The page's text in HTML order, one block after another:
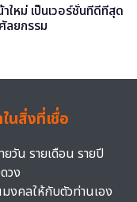
ใหม่ เป็นเวอร์ชั่นที่ดีที่สุด
ลยกรรม
นสิ่งที่เชื่อ
วัน รายเดือน รายปี
วง
งคลให้กับตัวท่านเอง